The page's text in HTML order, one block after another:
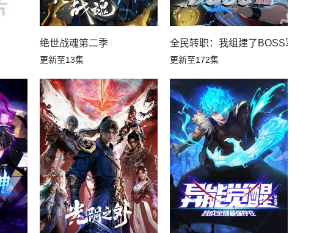
绝世战魂第二季
更新至13集
全民转职：我组建了BOSS军团
更新至172集